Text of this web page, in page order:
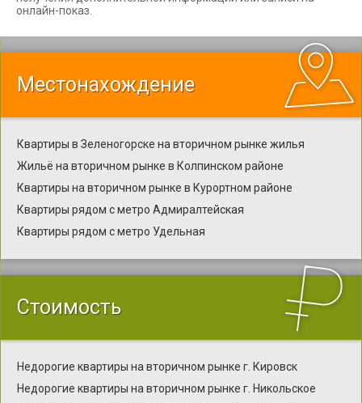
онлайн-показ.
Местонахождение
Квартиры в Зеленогорске на вторичном рынке жилья
Жильё на вторичном рынке в Колпинском районе
Квартиры на вторичном рынке в Курортном районе
Квартиры рядом с метро Адмиралтейская
Квартиры рядом с метро Удельная
Стоимость
Недорогие квартиры на вторичном рынке г. Кировск
Недорогие квартиры на вторичном рынке г. Никольское